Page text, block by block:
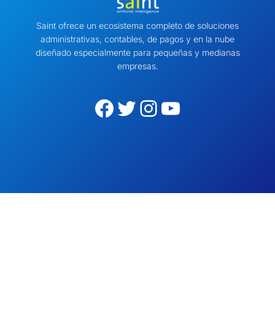
Saint ofrece un ecosistema completo de soluciones
administrativas, contables, de pagos y en la nube
diseñado especialmente para pequeñas y medianas
empresas.
Facebook Twitter Instagram YouTube